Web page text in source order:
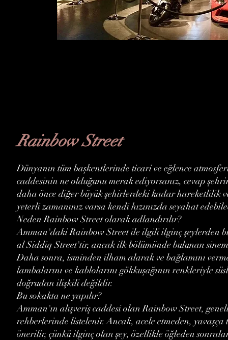
Rainbow Street
Dünyanın tüm başkentlerinde ticari ve eğlence
caddesinin ne olduğunu merak ediyorsanız, cevap
daha önce diğer büyük şehirlerdeki kadar hareketlilik
yeterli zamanınız varsa kendi hızınızda seyahat
Neden Rainbow Street olarak adlandırılır?
Amman'daki Rainbow Street ile ilgili ilginç şeylerden
al Siddiq Street'tir, ancak ilk bölümünde bulunan
Daha sonra, isminden ilham alarak ve bağlamını
lambalarını ve kablolarını gökkuşağının renkleriyle
doğrudan ilişkili değildir.
Bu sokakta ne yapılır?
Amman'ın alışveriş caddesi olan Rainbow Street,
rehberlerinde listelenir. Ancak, acele etmeden,
önerilir, çünkü ilginç olan şey, özellikle öğleden